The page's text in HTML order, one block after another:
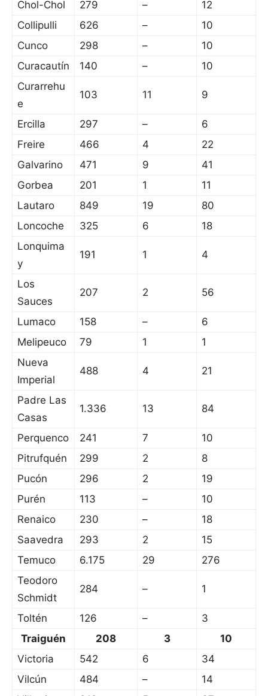
Chol-Chol
279 –
12
Collipulli
626 –
10
Cunco
298 –
10
Curacautín
140 –
10
Curarrehu
e
103 11 9
Ercilla 297 –
6
Freire
466 4
22
Galvarino
471 9
41
Gorbea
201 1
11
Lautaro
849 19
80
Loncoche
325 6
18
Lonquima
y
191 1 4
Los
Sauces
207 2 56
Lumaco 158 –
6
Melipeuco
79 1
1
Nueva
Imperial
488 4 21
Padre Las
Casas
1.336 13 84
Perquenco 241 7
10
Pitrufquén
299 2
8
Pucón
296 2
19
Purén
113 –
10
Renaico
230 –
18
Saavedra
293 2
15
Temuco
6.175 29
276
Teodoro
Schmidt
284 – 1
Toltén 126 –
3
Traiguén
208 3
10
Victoria
542 6
34
Vilcún
484 –
14